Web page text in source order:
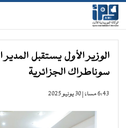
الوزير الأول يستقبل المدير
سوناطراك الجزائرية
6:43 مساءً | 30 يونيو 2025